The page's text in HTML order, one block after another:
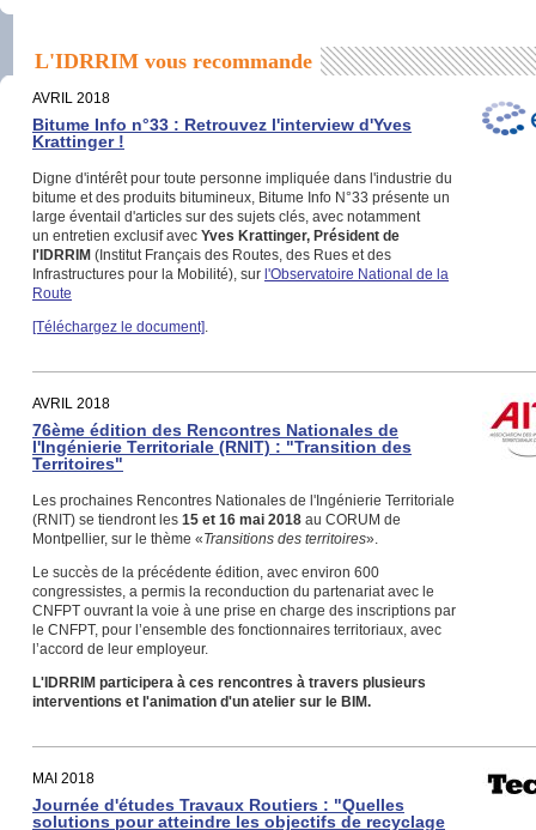
L'IDRRIM vous recommande
AVRIL 2018
Bitume Info n°33 : Retrouvez l'interview d'Yves
Krattinger !
Digne d'intérêt pour toute personne impliquée dans l'industrie du
bitume et des produits bitumineux, Bitume Info N°33 présente un
large éventail d'articles sur des sujets clés, avec notamment
un entretien exclusif avec Yves Krattinger, Président de
l'IDRRIM (Institut Français des Routes, des Rues et des
Infrastructures pour la Mobilité), sur l'Observatoire National de la
Route
[Téléchargez le document].
AVRIL 2018
76ème édition des Rencontres Nationales de
l'Ingénierie Territoriale (RNIT) : "Transition des
Territoires"
Les prochaines Rencontres Nationales de l'Ingénierie Territoriale
(RNIT) se tiendront les 15 et 16 mai 2018 au CORUM de
Montpellier, sur le thème «Transitions des territoires».
Le succès de la précédente édition, avec environ 600
congressistes, a permis la reconduction du partenariat avec le
CNFPT ouvrant la voie à une prise en charge des inscriptions par
le CNFPT, pour l’ensemble des fonctionnaires territoriaux, avec
l’accord de leur employeur.
L'IDRRIM participera à ces rencontres à travers plusieurs
interventions et l'animation d'un atelier sur le BIM.
MAI 2018
Journée d'études Travaux Routiers : "Quelles
solutions pour atteindre les objectifs de recyclage